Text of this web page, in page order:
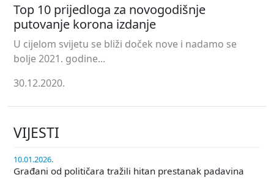
Top 10 prijedloga za novogodišnje
putovanje korona izdanje
U cijelom svijetu se bliži doček nove i nadamo se
bolje 2021. godine...
30.12.2020.
VIJESTI
10.01.2026.
Građani od političara tražili hitan prestanak padavina